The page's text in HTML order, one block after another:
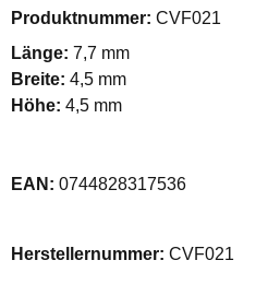
Produktnummer: CVF021
Länge: 7,7 mm
Breite: 4,5 mm
Höhe: 4,5 mm
EAN: 0744828317536
Herstellernummer: CVF021